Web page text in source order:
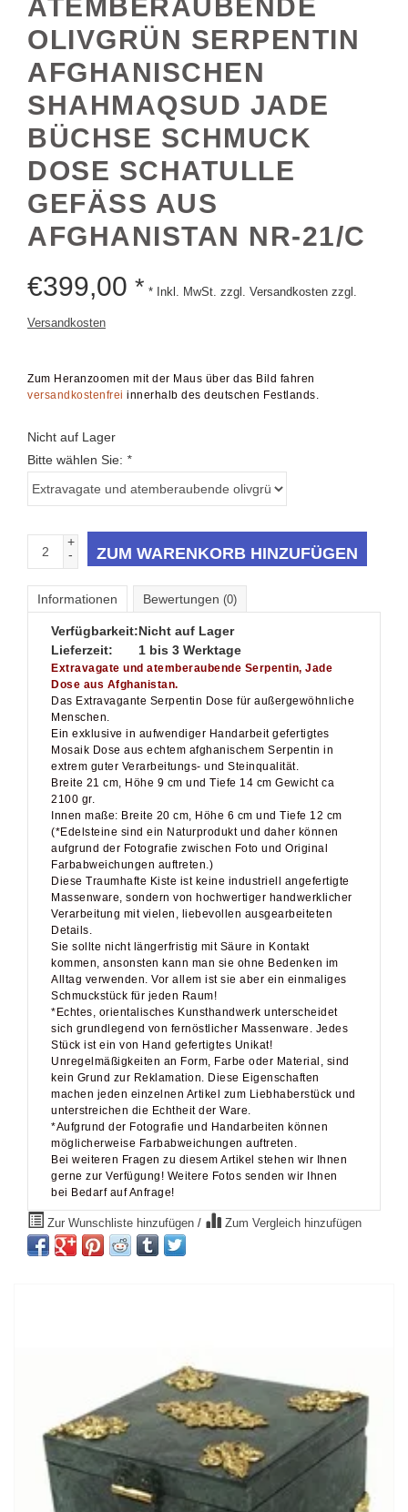
OLIVGRÜN SERPENTIN
AFGHANISCHEN
SHAHMAQSUD JADE
BÜCHSE SCHMUCK
DOSE SCHATULLE
GEFÄSS AUS A
FGHANISTAN NR-21/C
Versandkosten
versandkostenfrei
innerhalb des deutschen Festlands.
Bitte wählen Sie:
-
ZUM WARENKORB HINZUFÜGEN
Verfügbarkeit:
Nicht auf Lager
Lieferzeit:
1 bis 3 Werktage
Extravagate und atemberaubende Serpentin, Jade
Dose aus Afghanistan.
Das Extravagante Serpentin Dose für außergewöhnliche
Menschen.
Ein exklusive in aufwendiger Handarbeit gefertigtes
Mosaik Dose aus echtem afghanischem Serpentin in
extrem guter Verarbeitungs- und Steinqualität.
Breite 21 cm, Höhe 9 cm und Tiefe 14 cm Gewicht ca
2100 gr.
Innen maße: Breite 20 cm, Höhe 6 cm und Tiefe 12 cm
(*Edelsteine sind ein Naturprodukt und daher können
aufgrund der Fotografie zwischen Foto und Original
Farbabweichungen auftreten.)
Diese Traumhafte Kiste ist keine industriell angefertigte
Massenware, sondern von hochwertiger handwerklicher
Verarbeitung mit vielen, liebevollen ausgearbeiteten
Details.
Sie sollte nicht längerfristig mit Säure in Kontakt
kommen, ansonsten kann man sie ohne Bedenken im
Alltag verwenden. Vor allem ist sie aber ein einmaliges
Schmuckstück für jeden Raum!
*Echtes, orientalisches Kunsthandwerk unterscheidet
sich grundlegend von fernöstlicher Massenware. Jedes
Stück ist ein von Hand gefertigtes Unikat!
Unregelmäßigkeiten an Form, Farbe oder Material, sind
kein Grund zur Reklamation. Diese Eigenschaften
machen jeden einzelnen Artikel zum Liebhaberstück und
unterstreichen die Echtheit der Ware.
*Aufgrund der Fotografie und Handarbeiten können
möglicherweise Farbabweichungen auftreten.
Bei weiteren Fragen zu diesem Artikel stehen wir Ihnen
gerne zur Verfügung! Weitere Fotos senden wir Ihnen
bei Bedarf auf Anfrage!
Zur Wunschliste hinzufügen